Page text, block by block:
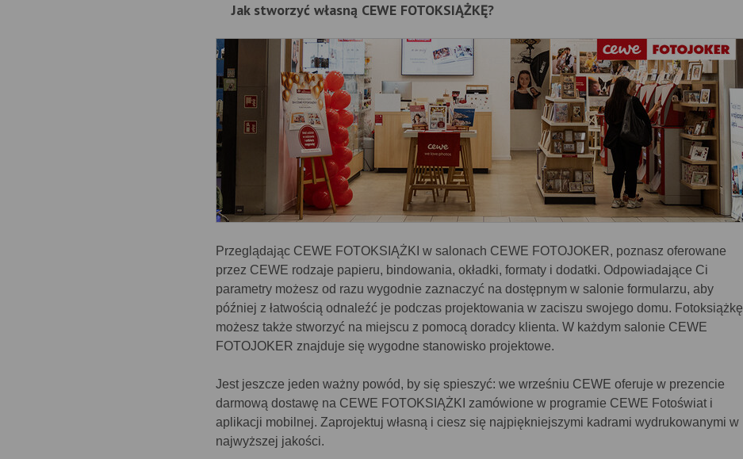
Jak stworzyć własną CEWE FOTOKSIĄŻKĘ?
Przeglądając CEWE FOTOKSIĄŻKI w salonach CEWE FOTOJOKER, poznasz oferowane
przez CEWE rodzaje papieru, bindowania, okładki, formaty i dodatki. Odpowiadające Ci
parametry możesz od razu wygodnie zaznaczyć na dostępnym w salonie formularzu, aby
później z łatwością odnaleźć je podczas projektowania w zaciszu swojego domu. Fotoksiążkę
możesz także stworzyć na miejscu z pomocą doradcy klienta. W każdym salonie CEWE
FOTOJOKER znajduje się wygodne stanowisko projektowe.
Jest jeszcze jeden ważny powód, by się spieszyć: we wrześniu CEWE oferuje w prezencie
darmową dostawę na CEWE FOTOKSIĄŻKI zamówione w programie CEWE Fotoświat i
aplikacji mobilnej. Zaprojektuj własną i ciesz się najpiękniejszymi kadrami wydrukowanymi w
najwyższej jakości.